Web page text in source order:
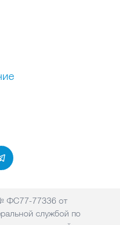
ФС77-77336 от
службой по